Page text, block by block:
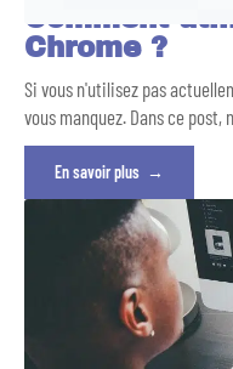
Comment
Chrome ?
Si vous n'utilisez pas
vous manquez. Dans ce post,
En savoir plus